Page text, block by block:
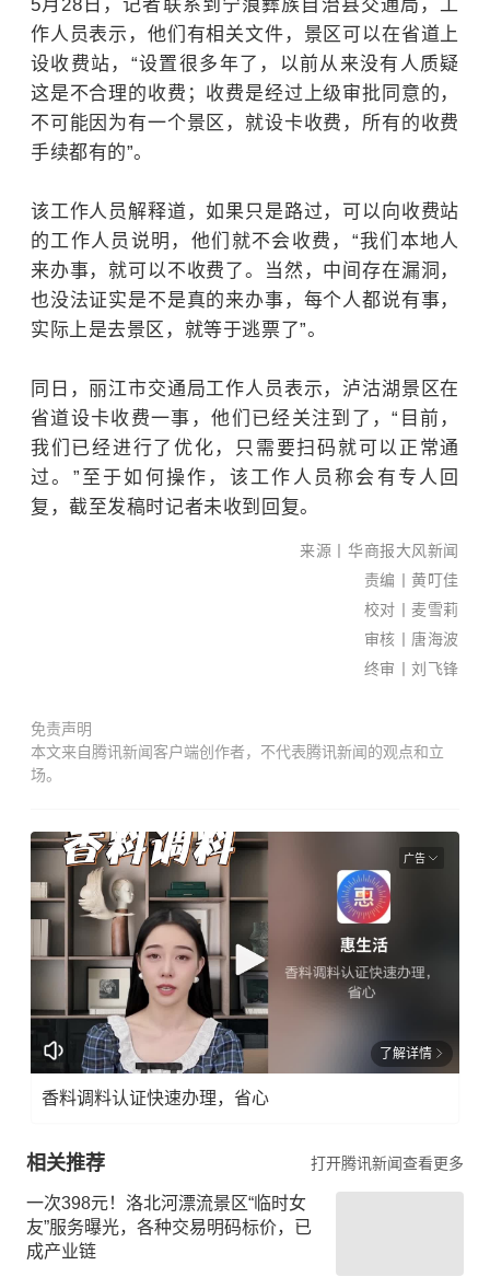
5月28日，记者联系到宁蒗彝族自治县交通局，工
作人员表示，他们有相关文件，景区可以在省道上
设收费站，“设置很多年了，以前从来没有人质疑
这是不合理的收费；收费是经过上级审批同意的，
不可能因为有一个景区，就设卡收费，所有的收费
手续都有的”。
该工作人员解释道，如果只是路过，可以向收费站
的工作人员说明，他们就不会收费，“我们本地人
来办事，就可以不收费了。当然，中间存在漏洞，
也没法证实是不是真的来办事，每个人都说有事，
实际上是去景区，就等于逃票了”。
同日，丽江市交通局工作人员表示，泸沽湖景区在
省道设卡收费一事，他们已经关注到了，“目前，
我们已经进行了优化，只需要扫码就可以正常通
过。”至于如何操作，该工作人员称会有专人回
复，截至发稿时记者未收到回复。
全媒
体记
者
黎莹
遐/文
图
线：
0771
报料
news
om.c
来源
华商报大风新闻
责编丨黄叮佳
校对丨麦雪莉
审核丨唐海波
终审丨刘飞锋
免责声明
本文来自腾讯新闻客户端创作者，不代表腾讯新闻的观点和立
场。
广告
了解详情
香料调料认证快速办理，省心
相关推荐 打开腾讯新闻查看更多
一次398元！洛北河漂流景区“临时女
友”服务曝光，各种交易明码标价，已
成产业链